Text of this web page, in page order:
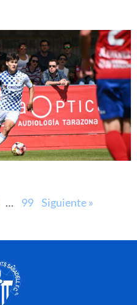
… 99 Siguiente »